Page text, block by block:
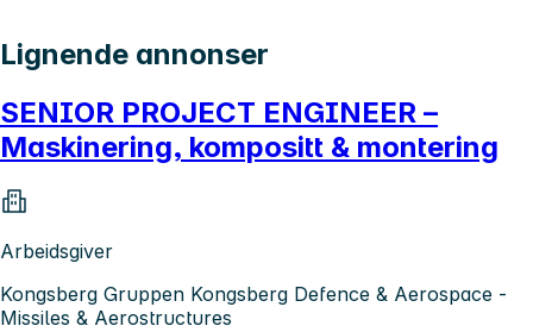
Lignende annonser
SENIOR PROJECT ENGINEER –
Maskinering, kompositt & montering
Arbeidsgiver
Kongsberg Gruppen Kongsberg Defence & Aerospace -
Missiles & Aerostructures